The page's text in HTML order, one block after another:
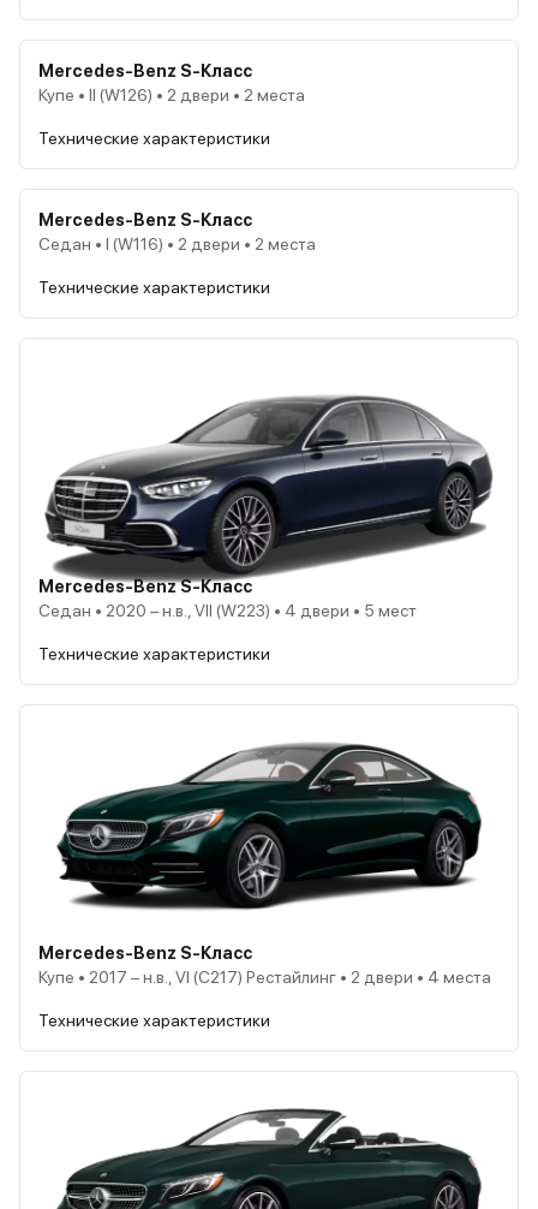
Mercedes-Benz S-Класс
Купе • II (W126) • 2 двери • 2 места
Технические характеристики
Mercedes-Benz S-Класс
Седан • I (W116) • 2 двери • 2 места
Технические характеристики
Mercedes-Benz S-Класс
Седан • 2020 – н.в., VII (W223) • 4 двери • 5 мест
Технические характеристики
Mercedes-Benz S-Класс
Купе • 2017 – н.в., VI (C217) Рестайлинг • 2 двери • 4 места
Технические характеристики